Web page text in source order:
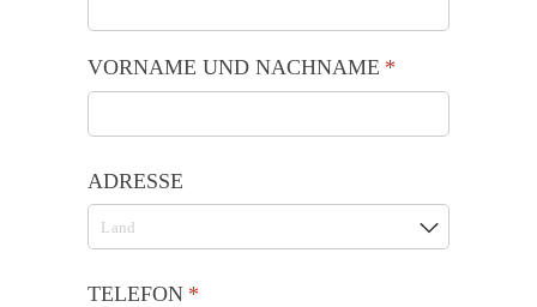
VORNAME UND NACHNAME *
(is vereist)
ADRESSE
TELEFON *
(is vereist)